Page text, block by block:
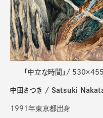
「中立な時間」/
中田さつき / Satsuki
1991年東京都出身